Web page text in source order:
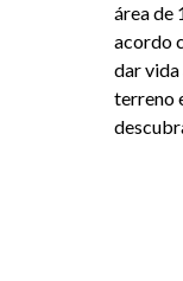
área de
acordo
dar vida
terreno